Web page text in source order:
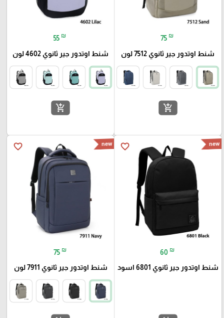
75 ₪
شنط اوتدور جير ثانوي 7512 لون
add_shopping_cart
55 ₪
شنط اوتدور جير ثانوي 4602 لون
add_shopping_cart
favorite_border new
60 ₪
شنط اوتدور جير ثانوي 6801 اسود
favorite_border new
75 ₪
شنط اوتدور جير ثانوي 7911 لون